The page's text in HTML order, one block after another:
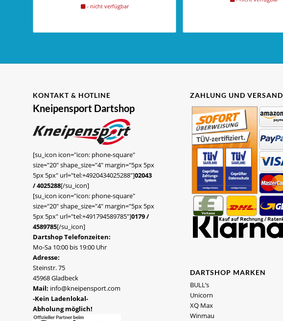
- nicht verfügbar
KONTAKT & HOTLINE
Kneipensport Dartshop
[su_icon icon="icon: phone-square"
size="20" shape_size="4" margin="5px 5px
5px 5px" url="tel:+4920434025288"]02043
/ 4025288[/su_icon]
[su_icon icon="icon: phone-square"
size="20" shape_size="4" margin="5px 5px
5px 5px" url="tel:+491794589785"]0179 /
4589785[/su_icon]
Dartshop Telefonzeiten:
Mo-Sa 10:00 bis 19:00 Uhr
Adresse:
Steinstr. 75
45968 Gladbeck
Mail: info@kneipensport.com
-Kein Ladenlokal-
Abholung möglich!
ZAHLUNG UND VERSAND
DARTSHOP MARKEN
BULL’s
Unicorn
XQ Max
Winmau